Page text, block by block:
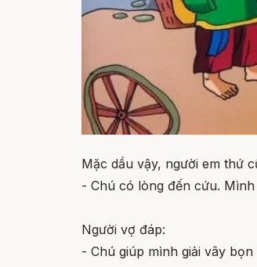
Mặc dầu vậy, người em thứ
- Chú có lòng đến cứu.
Người vợ đáp:
- Chú giúp mình giải vây